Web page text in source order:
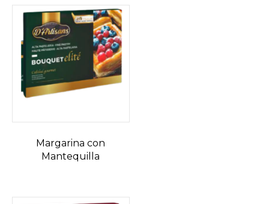
Margarina con
Mantequilla